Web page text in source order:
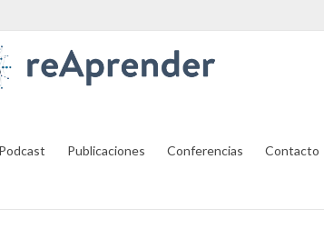
Podcast Publicaciones Conferencias Contacto